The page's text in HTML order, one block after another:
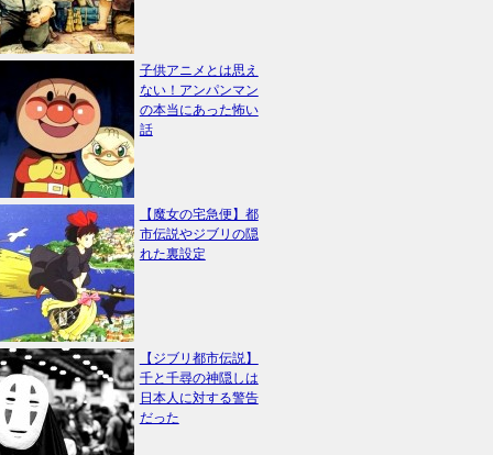
子供アニメとは思え
ない！アンパンマン
の本当にあった怖い
話
【魔女の宅急便】都
市伝説やジブリの隠
れた裏設定
【ジブリ都市伝説】
千と千尋の神隠しは
日本人に対する警告
だった